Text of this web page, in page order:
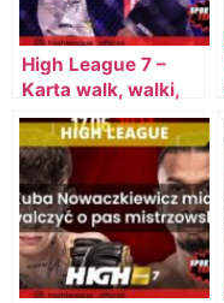
High League 7 –
Karta walk, walki,
zawodnicy, PPV,
darmowe streamy
(darmowe kody)